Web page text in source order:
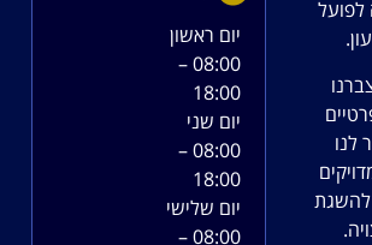
לפועל
לנו
להשגת
יום ראשון
08:00 –
18:00
יום שני
08:00 –
18:00
יום שלישי
08:00 –